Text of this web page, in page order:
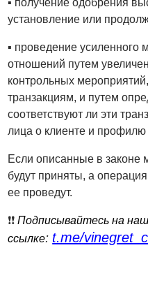
установление или
▪️ проведение усиленного
отношений путем
контрольных
транзакциям, и путем
соответствуют ли эти
лица о клиенте и профилю
Если описанные в законе
будут приняты, а
ее проведут.
❗️❗️Подписывайтесь на
ссылке: t.me/